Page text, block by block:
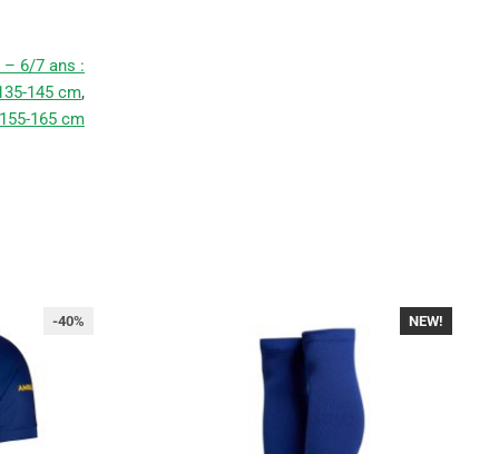
– 6/7 ans :
145 cm,
165 cm
-40% -30%
NEW!